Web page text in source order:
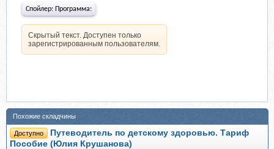
Спойлер: Программа:
Скрытый текст. Доступен только
зарегистрированным пользователям.
Похожие складчины
Доступно
Путеводитель по детскому здоровью. Тариф
Пособие (Юлия Крушанова)